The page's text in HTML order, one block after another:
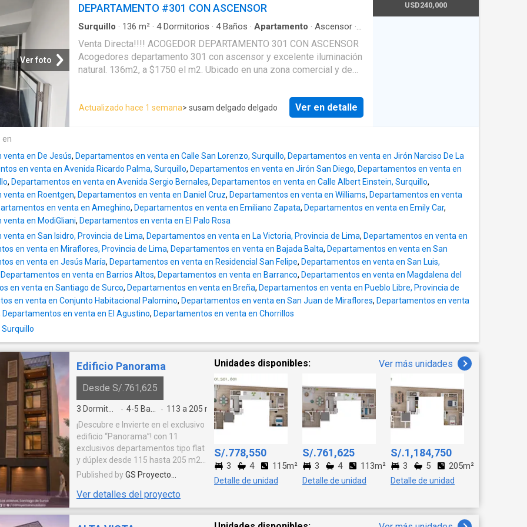
de servicio y baño de visitas, tiene 03 dormitorios todos con closet
empotrado (el cuarto principal con baño incluido y Walk-in closet), los
otros dos cuartos comparten un baño completo compartido, Y
ademas con cuarto de servicio. **WHATSAPP VISITAS** 99 834----
Ver foto
DEPARTAMENTO #301 CON ASCENSOR
Surquillo · 136 m² · 4Dormitorios · 4Baños · Apartamento · Ascensor ·
Venta Directa!!!! ACOGEDOR DEPARTAMENTO 301 CON ASCENSOR
Acogedores departamento 301 con ascensor y excelente iluminación
natural. 136m2, a $1750 el m2. Ubicado en una zona comercial y de
metropolitano y a 10 minutos del Ovalo de Miraflores. DISTRIBUIDOS
DE LA SIGUIENTE MANERA: Terraza de acceso, sala-comedor
empotrado (el cuarto principal con baño incluido y Walk-in closet), los
otros dos cuartos comparten un baño completo compartido. Cuenta
con terracita individual interior, y cuarto y baño de servicio.
**WHATSAPP VISITAS** 99834----
Actualizado hace 1 semana> susam delgado delgado Ver en detalle
USD240,000
en
en De Jesús, Departamentos en venta en Calle San Lorenzo, Surquillo, Departamentos en venta en Jirón Narciso De La
en venta en Avenida Ricardo Palma, Surquillo, Departamentos en venta en Jirón San Diego, Departamentos en venta en
, Departamentos en venta en Avenida Sergio Bernales, Departamentos en venta en Calle Albert Einstein, Surquillo,
venta en Roentgen, Departamentos en venta en Daniel Cruz, Departamentos en venta en Williams, Departamentos en venta
en venta en Ameghino, Departamentos en venta en Emiliano Zapata, Departamentos en venta en Emily Car,
en ModiGliani, Departamentos en venta en El Palo Rosa
en San Isidro, Provincia de Lima, Departamentos en venta en La Victoria, Provincia de Lima, Departamentos en venta en
en venta en Miraflores, Provincia de Lima, Departamentos en venta en Bajada Balta, Departamentos en venta en San
en venta en Jesús María, Departamentos en venta en Residencial San Felipe, Departamentos en venta en San Luis,
Departamentos en venta en Barrios Altos, Departamentos en venta en Barranco, Departamentos en venta en Magdalena del
en venta en Santiago de Surco, Departamentos en venta en Breña, Departamentos en venta en Pueblo Libre, Provincia de
en venta en Conjunto Habitacional Palomino, Departamentos en venta en San Juan de Miraflores, Departamentos en venta
Departamentos en venta en El Agustino, Departamentos en venta en Chorrillos
Edificio Panorama
Desde S/.761,625
3 · 4-5 · 113 a 205
m²
¡Descubre e Invierte en el exclusivo
edificio “Panorama”! con 11
exclusivos departamentos tipo flat
y dúplex desde 115 hasta 205 m2,
Cuenta con una ubicación
Seguin N°128, Urbanización Las
Gardenias, en el Distrito de
Published byGS Proyecto
Ver detalles del proyecto
Unidades disponibles: Ver más unidades
S/.778,550
3 4 115m²
Detalle de unidad
S/.761,625
3 4 113m²
Detalle de unidad
S/.1,184,750
3 5 205m²
Detalle de unidad